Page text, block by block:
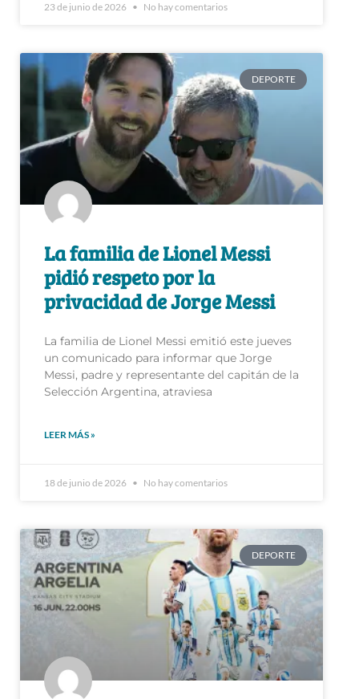
23 de junio de 2026 No hay comentarios
DEPORTE
La familia de Lionel Messi
pidió respeto por la
privacidad de Jorge Messi
La familia de Lionel Messi emitió este jueves
un comunicado para informar que Jorge
Messi, padre y representante del capitán de la
Selección Argentina, atraviesa
LEER MÁS »
18 de junio de 2026 No hay comentarios
DEPORTE